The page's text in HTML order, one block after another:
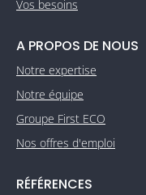
Vos besoins
A PROPOS DE NOUS
Notre expertise
Notre équipe
Groupe First ECO
Nos offres d'emploi
RÉFÉRENCES